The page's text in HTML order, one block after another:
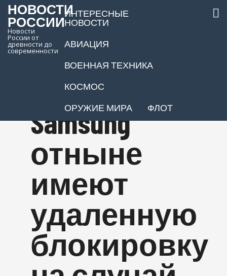
НОВОСТИ
РОССИИ
Новости
России от
древности до
современности
ИНТЕРЕСНЫЕ
НОВОСТИ
АВИАЦИЯ
ВОЕННАЯ ТЕХНИКА
КОСМОС
ОРУЖИЕ МИРА
ФЛОТ
Все
телевизоры
Samsung
отныне
имеют
удаленную
блокировку